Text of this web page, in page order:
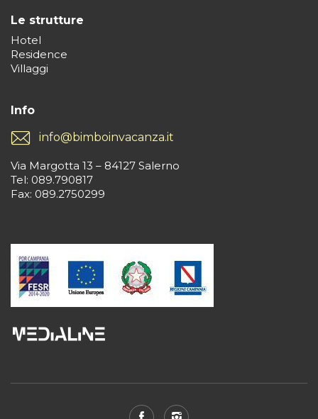
Le strutture
Hotel
Residence
Villaggi
Info
info@bimboinvacanza.it
Via Margotta 13 – 84127 Salerno
Tel: 089.790817
Fax: 089.2750299